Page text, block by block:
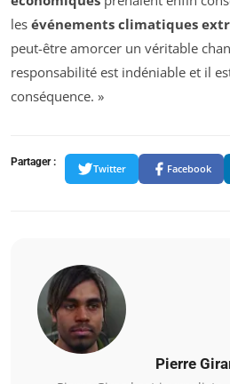
les événements climatiques
peut-être amorcer un véritable
responsabilité est indéniable et il
conséquence. »
Partager :
Twitter Facebook
Pierre